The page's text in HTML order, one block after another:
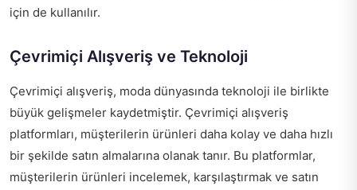
için de kullanılır.
Çevrimiçi Alışveriş ve Teknoloji
Çevrimiçi alışveriş, moda dünyasında teknoloji ile birlikte
büyük gelişmeler kaydetmiştir. Çevrimiçi alışveriş
platformları, müşterilerin ürünleri daha kolay ve daha hızlı
bir şekilde satın almalarına olanak tanır. Bu platformlar,
müşterilerin ürünleri incelemek, karşılaştırmak ve satın